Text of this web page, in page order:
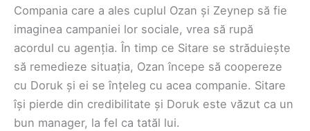
Compania care a ales cuplul Ozan și Zeynep să fie
imaginea campaniei lor sociale, vrea să rupă
acordul cu agenția. În timp ce Sitare se străduiește
să remedieze situația, Ozan începe să coopereze
cu Doruk și ei se înțeleg cu acea companie. Sitare
își pierde din credibilitate și Doruk este văzut ca un
bun manager, la fel ca tatăl lui.